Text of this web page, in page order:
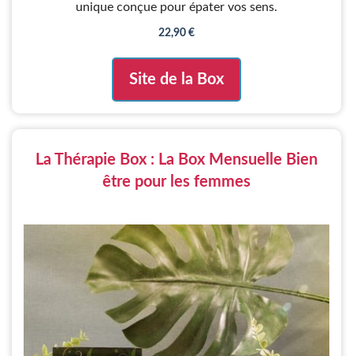
unique conçue pour épater vos sens.
22,90 €
Site de la Box
La Thérapie Box : La Box Mensuelle Bien
être pour les femmes